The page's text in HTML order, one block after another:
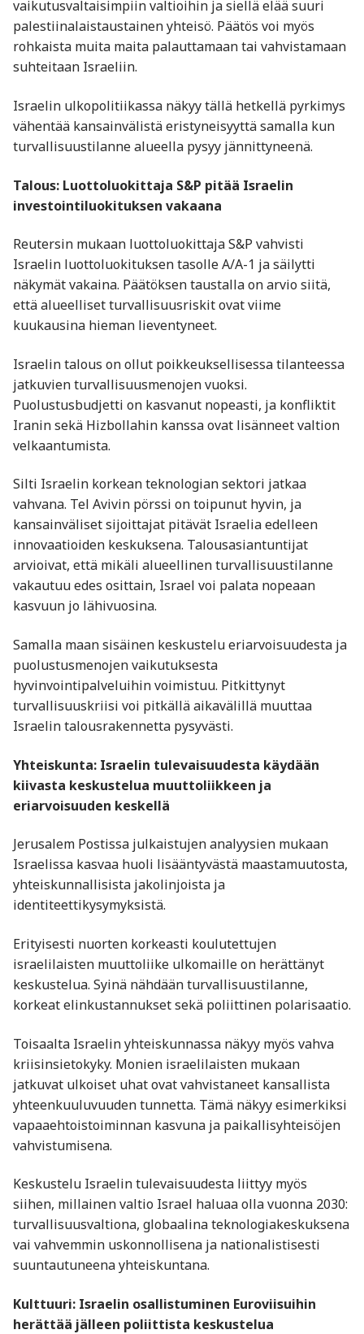
vaikutusvaltaisimpiin valtioihin ja siellä elää suuri
palestiinalaistaustainen yhteisö. Päätös voi myös
rohkaista muita maita palauttamaan tai vahvistamaan
suhteitaan Israeliin.
Israelin ulkopolitiikassa näkyy tällä hetkellä pyrkimys
vähentää kansainvälistä eristyneisyyttä samalla kun
turvallisuustilanne alueella pysyy jännittyneenä.
Talous: Luottoluokittaja S&P pitää Israelin
investointiluokituksen vakaana
Reutersin mukaan luottoluokittaja S&P vahvisti
Israelin luottoluokituksen tasolle A/A-1 ja säilytti
näkymät vakaina. Päätöksen taustalla on arvio siitä,
että alueelliset turvallisuusriskit ovat viime
kuukausina hieman lieventyneet.
Israelin talous on ollut poikkeuksellisessa tilanteessa
jatkuvien turvallisuusmenojen vuoksi.
Puolustusbudjetti on kasvanut nopeasti, ja konfliktit
Iranin sekä Hizbollahin kanssa ovat lisänneet valtion
velkaantumista.
Silti Israelin korkean teknologian sektori jatkaa
vahvana. Tel Avivin pörssi on toipunut hyvin, ja
kansainväliset sijoittajat pitävät Israelia edelleen
innovaatioiden keskuksena. Talousasiantuntijat
arvioivat, että mikäli alueellinen turvallisuustilanne
vakautuu edes osittain, Israel voi palata nopeaan
kasvuun jo lähivuosina.
Samalla maan sisäinen keskustelu eriarvoisuudesta ja
puolustusmenojen vaikutuksesta
hyvinvointipalveluihin voimistuu. Pitkittynyt
turvallisuuskriisi voi pitkällä aikavälillä muuttaa
Israelin talousrakennetta pysyvästi.
Yhteiskunta: Israelin tulevaisuudesta käydään
kiivasta keskustelua muuttoliikkeen ja
eriarvoisuuden keskellä
Jerusalem Postissa julkaistujen analyysien mukaan
Israelissa kasvaa huoli lisääntyvästä maastamuutosta,
yhteiskunnallisista jakolinjoista ja
identiteettikysymyksistä.
Erityisesti nuorten korkeasti koulutettujen
israelilaisten muuttoliike ulkomaille on herättänyt
keskustelua. Syinä nähdään turvallisuustilanne,
korkeat elinkustannukset sekä poliittinen polarisaatio.
Toisaalta Israelin yhteiskunnassa näkyy myös vahva
kriisinsietokyky. Monien israelilaisten mukaan
jatkuvat ulkoiset uhat ovat vahvistaneet kansallista
yhteenkuuluvuuden tunnetta. Tämä näkyy esimerkiksi
vapaaehtoistoiminnan kasvuna ja paikallisyhteisöjen
vahvistumisena.
Keskustelu Israelin tulevaisuudesta liittyy myös
siihen, millainen valtio Israel haluaa olla vuonna 2030:
turvallisuusvaltiona, globaalina teknologiakeskuksena
vai vahvemmin uskonnollisena ja nationalistisesti
suuntautuneena yhteiskuntana.
Kulttuuri: Israelin osallistuminen Euroviisuihin
herättää jälleen poliittista keskustelua